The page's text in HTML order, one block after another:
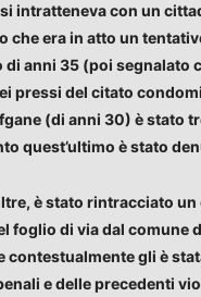
intratteneva con un
che era in atto un
anni 35 (poi segnalato
pressi del citato
(di anni 30) è stato
quest’ultimo è stato
è stato rintracciato
di via dal comune
gli è
e delle precedenti